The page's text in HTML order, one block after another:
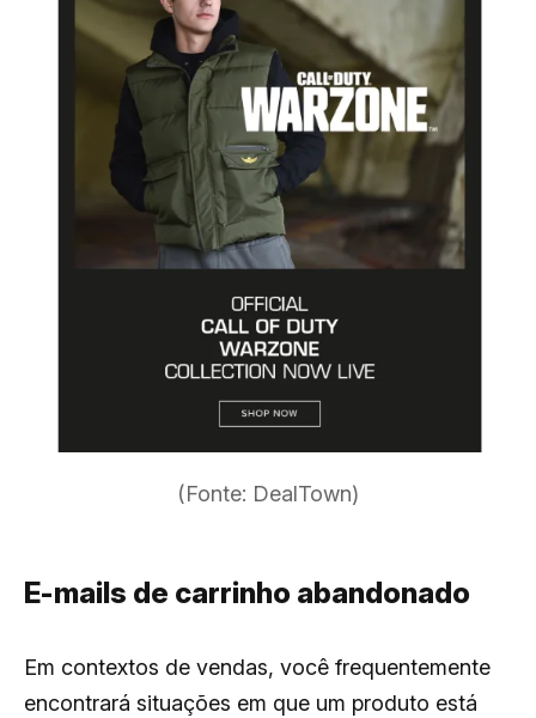
(Fonte: DealTown)
E-mails de carrinho abandonado
Em contextos de vendas, você frequentemente
encontrará situações em que um produto está